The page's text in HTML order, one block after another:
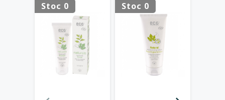
Stoc 0 Stoc 0